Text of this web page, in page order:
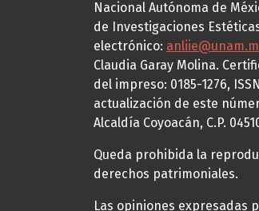
Nacional Autónoma de
de Investigaciones
electrónico:
Claudia Garay Molina.
del impreso: 0185-1276,
actualización de este
Alcaldía Coyoacán, C.P.
Queda prohibida la
derechos patrimoniales.
Las opiniones expresadas